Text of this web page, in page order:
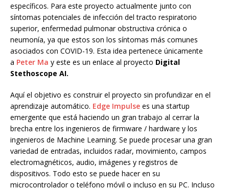
específicos. Para este proyecto actualmente junto con
síntomas potenciales de infección del tracto respiratorio
superior, enfermedad pulmonar obstructiva crónica o
neumonía, ya que estos son los síntomas más comunes
asociados con COVID-19. Esta idea pertenece únicamente
a Peter Ma y este es un enlace al proyecto Digital
Stethoscope AI.
Aquí el objetivo es construir el proyecto sin profundizar en el
aprendizaje automático. Edge Impulse es una startup
emergente que está haciendo un gran trabajo al cerrar la
brecha entre los ingenieros de firmware / hardware y los
ingenieros de Machine Learning. Se puede procesar una gran
variedad de entradas, incluidos radar, movimiento, campos
electromagnéticos, audio, imágenes y registros de
dispositivos. Todo esto se puede hacer en su
microcontrolador o teléfono móvil o incluso en su PC. Incluso